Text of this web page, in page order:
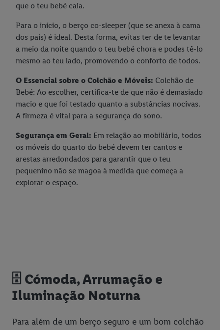
que o teu bebé caia.
Para o início, o berço co-sleeper (que se anexa à cama
dos pais) é ideal. Desta forma, evitas ter de te levantar
a meio da noite quando o teu bebé chora e podes tê-lo
mesmo ao teu lado, promovendo o conforto de todos.
O Essencial sobre o Colchão e Móveis: Colchão de
Bebé: Ao escolher, certifica-te de que não é demasiado
macio e que foi testado quanto a substâncias nocivas.
A firmeza é vital para a segurança do sono.
Segurança em Geral: Em relação ao mobiliário, todos
os móveis do quarto do bebé devem ter cantos e
arestas arredondados para garantir que o teu
pequenino não se magoa à medida que começa a
explorar o espaço.
🗄️ Cómoda, Arrumação e
Iluminação Noturna
Para além de um berço seguro e um bom colchão